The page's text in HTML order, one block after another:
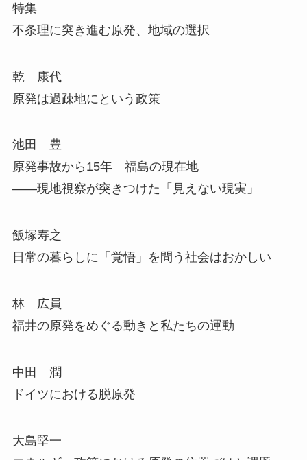
特集
不条理に突き進む原発、地域の選択
乾 康代
原発は過疎地にという政策
池田 豊
原発事故から15年 福島の現在地
――現地視察が突きつけた「見えない現実」
飯塚寿之
日常の暮らしに「覚悟」を問う社会はおかしい
林 広員
福井の原発をめぐる動きと私たちの運動
中田 潤
ドイツにおける脱原発
大島堅一